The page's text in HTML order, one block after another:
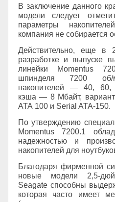
В заключение данного
модели следует
параметры
компания не собирается
Действительно, еще в
разработке и выпуске
линейки Momentus
шпинделя 7200 об/
накопителей — 40, 60,
кэша — 8 Мбайт,
ATA 100 и Serial ATA-150.
По утверждению
Momentus 7200.1
надежностью и
накопителей для
Благодаря фирменной
новые модели 2,5-
Seagate способны
которая часто имеет